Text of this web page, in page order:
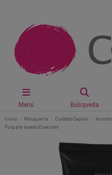
Menú Búsqueda
Inicio Peluquería Cuidado Capilar
Pulp pre lavado Essentiel